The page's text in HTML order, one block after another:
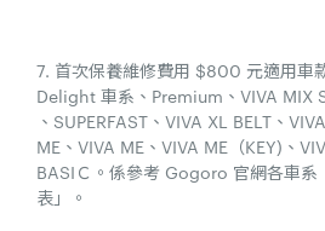
7. 首次保養維修費用 $800 元適用車
Delight 車系、Premium、VIVA MIX
、SUPERFAST、VIVA XL BELT、
ME、VIVA ME、VIVA ME（KEY)、
BASIＣ。係參考 Gogoro 官網各車系
表」。